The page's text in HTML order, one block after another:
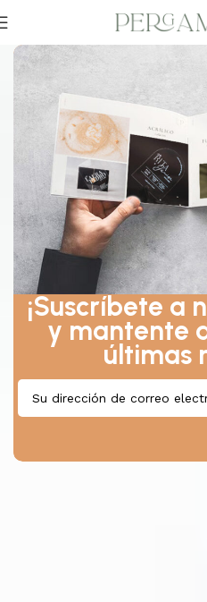
¡Suscríbete a
y mantente
últimas